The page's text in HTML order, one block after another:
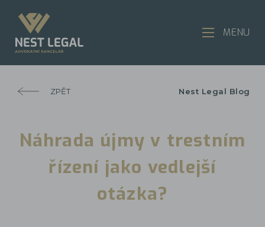
ZPĚT Nest Legal Blog
Náhrada újmy v trestním
řízení jako vedlejší
otázka?
MENU